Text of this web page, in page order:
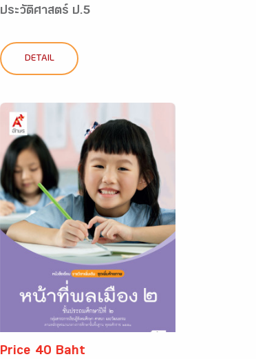
ประวัติศาสตร์ ป.5
DETAIL
Price 40 Baht